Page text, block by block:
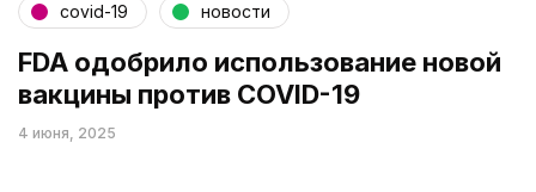
covid-19 новости
FDA одобрило использование новой
вакцины против COVID-19
4 июня, 2025